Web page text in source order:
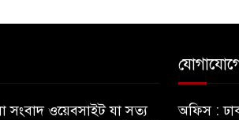
সংবাদ ওয়েবসাইট যা সত্য
অফিস :